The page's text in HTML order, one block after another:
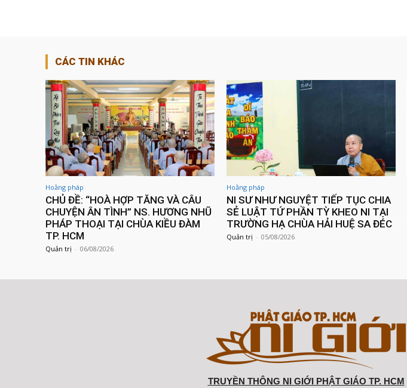
CÁC TIN KHÁC
Hoằng pháp
CHỦ ĐỀ: “HOÀ HỢP TĂNG VÀ CÂU
CHUYỆN ÂN TÌNH” NS. HƯƠNG NHŨ
PHÁP THOẠI TẠI CHÙA KIỀU ĐÀM
TP. HCM
Quản trị - 06/08/2026
Hoằng pháp
NI SƯ NHƯ NGUYỆT TIẾP TỤC CHIA
SẺ LUẬT TỨ PHẦN TỲ KHEO NI TẠI
TRƯỜNG HẠ CHÙA HẢI HUỆ SA ĐÉC
Quản trị - 05/08/2026
TRUYỀN THÔNG NI GIỚI PHẬT GIÁO TP. HCM